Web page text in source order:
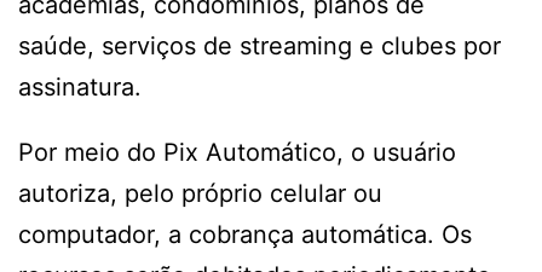
saúde, serviços de streaming e clubes por
assinatura.
Por meio do Pix Automático, o usuário
autoriza, pelo próprio celular ou
computador, a cobrança automática. Os